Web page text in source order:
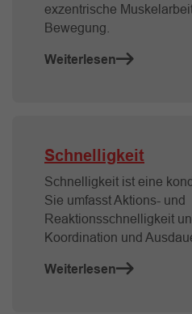
exzentrische
Bewegung.
Weiterlesen
Schnelligkeit
Schnelligkeit ist eine
Sie umfasst Aktions- und
Reaktionsschnelligkeit
Koordination und
Weiterlesen